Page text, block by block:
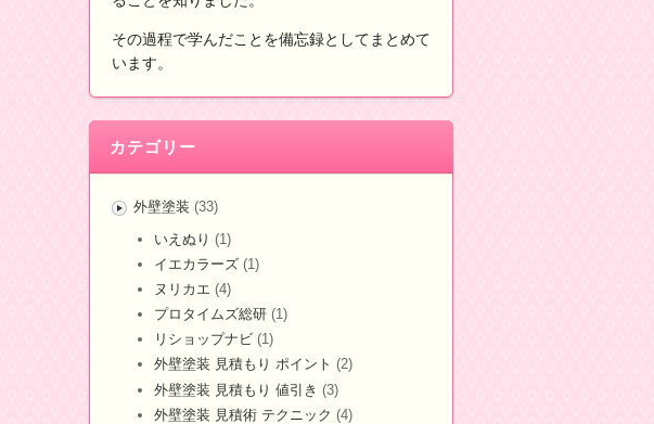
その過程で学んだことを備忘録としてまとめて
います。
カテゴリー
外壁塗装 (33)
いえぬり (1)
イエカラーズ (1)
ヌリカエ (4)
プロタイムズ総研 (1)
リショップナビ (1)
外壁塗装 見積もり ポイント (2)
外壁塗装 見積もり 値引き (3)
外壁塗装 見積術 テクニック (4)